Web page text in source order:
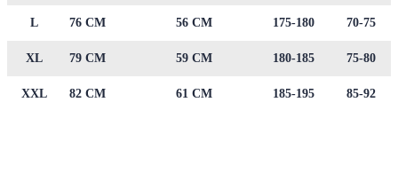
L 76 CM 56 CM 175-180 70-75
XL 79 CM 59 CM 180-185 75-80
XXL 82 CM 61 CM 185-195 85-92